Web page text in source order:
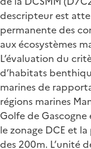
descripteur est
permanente des
aux écosystèmes
L’évaluation du
d’habitats
marines de
régions marines
Golfe de
le zonage DCE et
des 200m. L’unité